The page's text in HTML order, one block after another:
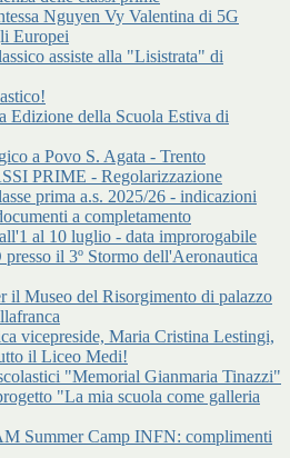
Nguyen Vy Valentina di 5G
Europei
assiste alla "Lisistrata" di
Edizione della Scuola Estiva di
a Povo S. Agata - Trento
PRIME - Regolarizzazione
prima a.s. 2025/26 - indicazioni
a completamento
al 10 luglio - data improrogabile
il 3º Stormo dell'Aeronautica
il Museo del Risorgimento di palazzo
vicepreside, Maria Cristina Lestingi,
il Liceo Medi!
"Memorial Gianmaria Tinazzi"
"La mia scuola come galleria
Summer Camp INFN: complimenti